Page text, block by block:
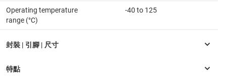
Operating temperature
range (°C)
-40 to 125